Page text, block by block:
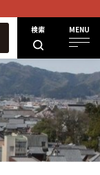
検索 MENU